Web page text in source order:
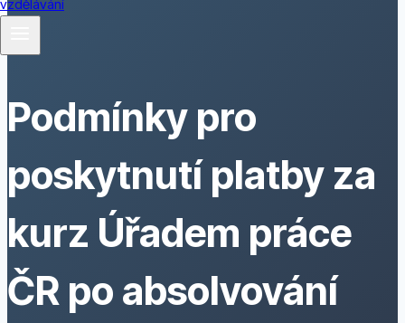
Podmínky pro
poskytnutí platby za
kurz Úřadem práce
ČR po absolvování